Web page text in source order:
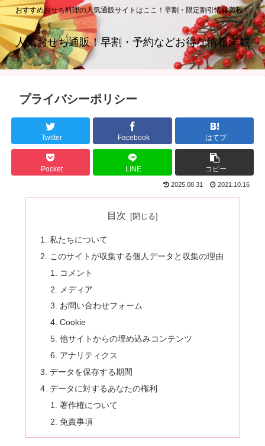
おすすめおせち料理の人気通販サイトはここ！早割・限定割引情報満載！
人気おせち通販！早割・予約などお得な情報満載
プライバシーポリシー
Twitter Facebook はてブ
Pocket LINE コピー
2025.08.31 2021.10.16
目次
私たちについて
このサイトが収集する個人データと収集の理由
コメント
メディア
お問い合わせフォーム
Cookie
他サイトからの埋め込みコンテンツ
アナリティクス
データを保存する期間
データに対するあなたの権利
著作権について
免責事項